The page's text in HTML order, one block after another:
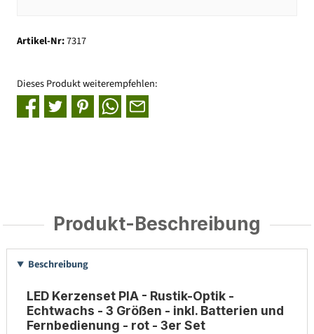
Artikel-Nr:7317
Dieses Produkt weiterempfehlen:
Produkt-Beschreibung
Beschreibung
LED Kerzenset PIA - Rustik-Optik -
Echtwachs - 3 Größen - inkl. Batterien und
Fernbedienung - rot - 3er Set